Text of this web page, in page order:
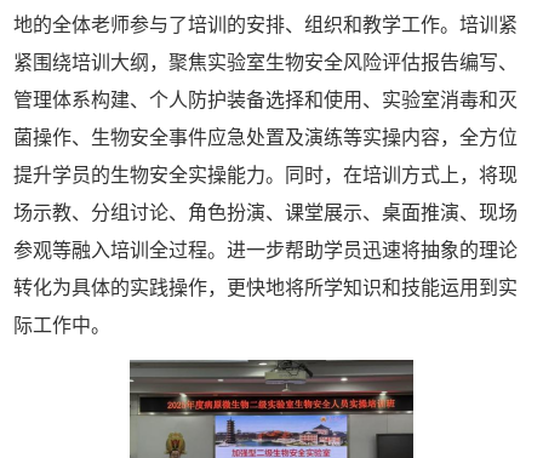
地的全体老师参与了培训的安排、组织和教学工作。培训紧
紧围绕培训大纲，聚焦实验室生物安全风险评估报告编写、
管理体系构建、个人防护装备选择和使用、实验室消毒和灭
菌操作、生物安全事件应急处置及演练等实操内容，全方位
提升学员的生物安全实操能力。同时，在培训方式上，将现
场示教、 分组讨论、 角色扮演、课堂展示、桌面推演、现场
参观等融入培训全过程。进一步帮助学员迅速将抽象的理论
转化为具体的实践操作，更快地将所学知识和技能运用到实
际工作中。